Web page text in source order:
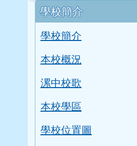
左邊區域內容
學校簡介
學校簡介
本校概況
漯中校歌
本校學區
學校位置圖
頁尾區域